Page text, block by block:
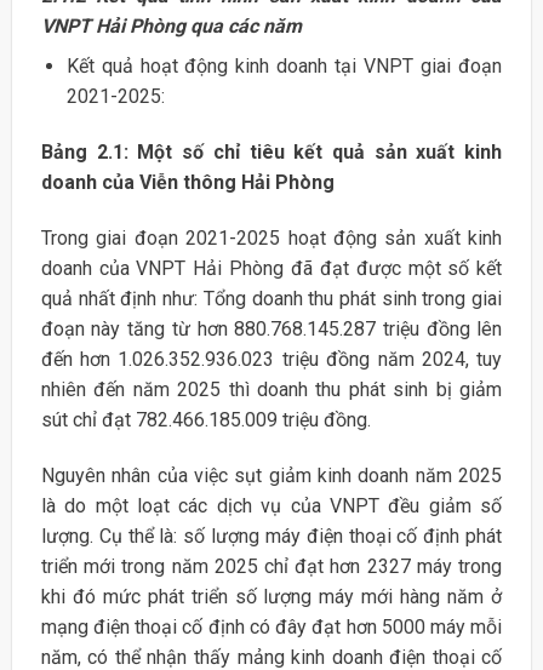
VNPT Hải Phòng qua các năm
Kết quả hoạt động kinh doanh tại VNPT giai đoạn
2021-2025:
Bảng 2.1: Một số chỉ tiêu kết quả sản xuất kinh
doanh của Viễn thông Hải Phòng
Trong giai đoạn 2021-2025 hoạt động sản xuất kinh
doanh của VNPT Hải Phòng đã đạt được một số kết
quả nhất định như: Tổng doanh thu phát sinh trong giai
đoạn này tăng từ hơn 880.768.145.287 triệu đồng lên
đến hơn 1.026.352.936.023 triệu đồng năm 2024, tuy
nhiên đến năm 2025 thì doanh thu phát sinh bị giảm
sút chỉ đạt 782.466.185.009 triệu đồng.
Nguyên nhân của việc sụt giảm kinh doanh năm 2025
là do một loạt các dịch vụ của VNPT đều giảm số
lượng. Cụ thể là: số lượng máy điện thoại cố định phát
triển mới trong năm 2025 chỉ đạt hơn 2327 máy trong
khi đó mức phát triển số lượng máy mới hàng năm ở
mạng điện thoại cố định có đây đạt hơn 5000 máy mỗi
năm, có thể nhận thấy mảng kinh doanh điện thoại cố